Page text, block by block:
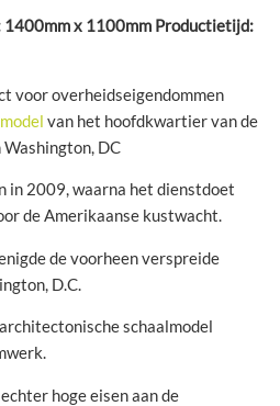
1400mm x 1100mm Productietijd:
voor overheidseigendommen
van het hoofdkwartier van de
DC
in 2009, waarna het dienstdoet
de Amerikaanse kustwacht.
de voorheen verspreide
D.C.
schaalmodel
hoge eisen aan de